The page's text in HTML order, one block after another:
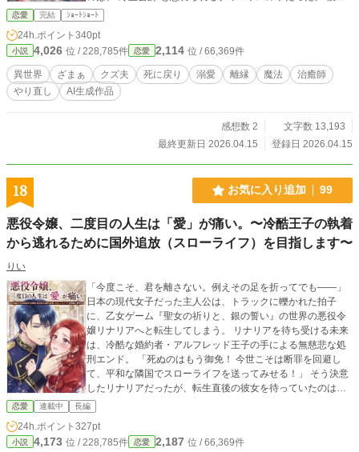
求めたのは命を削る奇跡ではなく、治癒師としての知識と才
能。北辺境で広がる奇病を調査する中で、セレフィナは研究
者として認められ、本当の居場所と誠実な愛を見つけてい
く。 搾取の愛を捨てた治癒師伯爵夫人が、自分の人生を取り
戻し、冷血公爵の最愛になる死に戻り逆転ロマンス。
恋愛 完結 ｼｮｰﾄｼｮｰﾄ
24h.ポイント 340pt
小説 4,026 位 / 228,785件 恋愛 2,114 位 / 66,369件
異世界 ざまぁ クズ夫 死に戻り 溺愛 離縁 魔法
治癒師
やり直し
AI生成作品
感想数 2
文字数 13,193
最終更新日 2026.04.15
登録日 2026.04.15
18 お気に入り追加 99
悪役令嬢、二度目の人生は「愛」が痛い。〜冷酷王子の執着
から逃れるために国外追放（スローライフ）を目指します〜
りい
「今度こそ、君を離さない。例えその足を折ってでも——」
日本の現代女子だった主人公は、トラックに轢かれた拍子
に、乙女ゲーム『聖女の祈りと、銀の誓い』の世界の悪役令
嬢リナリアへと転生してしまう。 リナリアを待ち受ける未来
は、冷酷な婚約者・アルフレッド王子の手による無慈悲な処
刑エンド。 「死ぬのはもう御免！ 今世こそは断罪を回避し
て、平和な隣国でスローライフを送ってみせる！」 そう決意
したリナリアだったが、転生直後の彼女を待っていたのは、
冷たい罵倒ではなく、窒息しそうなほどの熱い抱擁だった。
前世では「氷の王子」と恐れられ、リナリアをゴミのように
扱っていたはずのアルフレッド。しかし、なぜか今世の彼
は、リナリアが指一本動かすだけで過呼吸になりそうなほど
恋愛 連載中 長編
24h.ポイント 327pt
小説 4,173 位 / 228,785件 恋愛 2,187 位 / 66,369件